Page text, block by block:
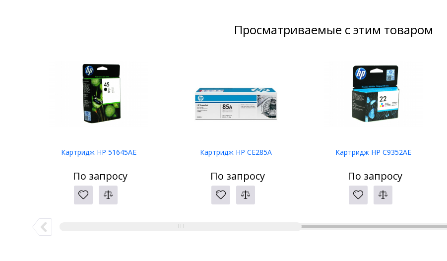
Просматриваемые с этим товаром
Картридж HP 51645AE
По запросу
Картридж HP CE285A
По запросу
Картридж HP C9352AE
По запросу